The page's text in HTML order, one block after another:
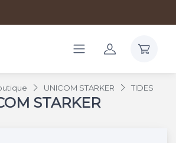
UNICOM STARKER TIDES
STARKER